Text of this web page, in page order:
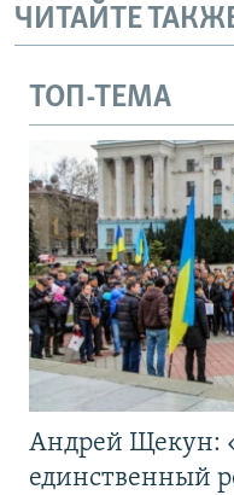
ЧИТАЙТЕ
ТОП-ТЕМА
Андрей Щекун:
единственный